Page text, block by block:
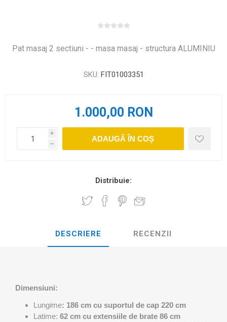
Pat masaj 2 sectiuni - - masa masaj - structura ALUMINIU
SKU: FIT01003351
1.000,00 RON
i
h
ADAUGĂ ÎN COȘ
Distribuie:
DESCRIERE RECENZII
Dimensiuni:
Lungime: 186 cm cu suportul de cap 220 cm
Latime: 62 cm cu extensiile de brate 86 cm